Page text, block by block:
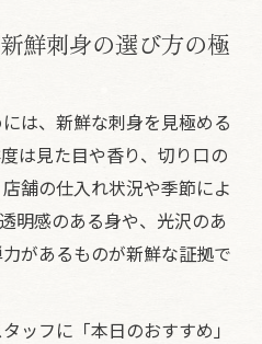
鮮刺身の選び方の極
は、新鮮な刺身を見極める
は見た目や香り、切り口の
舗の仕入れ状況や季節によ
明感のある身や、光沢のあ
があるものが新鮮な証拠で
ッフに「本日のおすすめ」